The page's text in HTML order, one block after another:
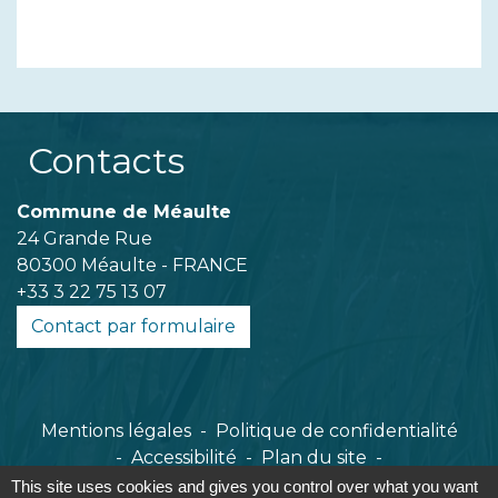
Contacts
Commune de Méaulte
24 Grande Rue
80300 Méaulte - FRANCE
+33 3 22 75 13 07
Contact par formulaire
Mentions légales - Politique de confidentialité
- Accessibilité - Plan du site -
Gestion des cookies
This site uses cookies and gives you control over what you want